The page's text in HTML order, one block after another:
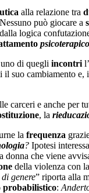
alla relazione tra
Nessuno può giocare a
logica
psicoterapico
di quegli incontri
suo cambiamento
carceri e anche per
, la
la frequenza
? Ipotesi
donna che viene
della violenza con la
genere” riporta alla
probabilistico: